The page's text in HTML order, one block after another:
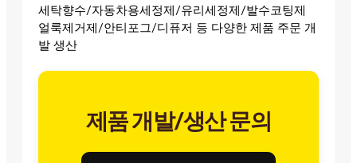
세탁향수/자동차용세정제/유리세정제/발수코팅제
얼룩제거제/안티포그/디퓨저 등 다양한 제품 주문 개
발 생산
제품 개발/생산 문의